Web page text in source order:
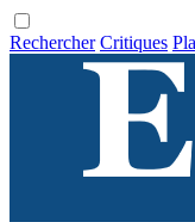
Rechercher Critiques